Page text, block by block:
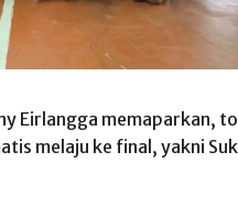
Eirlangga memaparkan,
melaju ke final, yakni